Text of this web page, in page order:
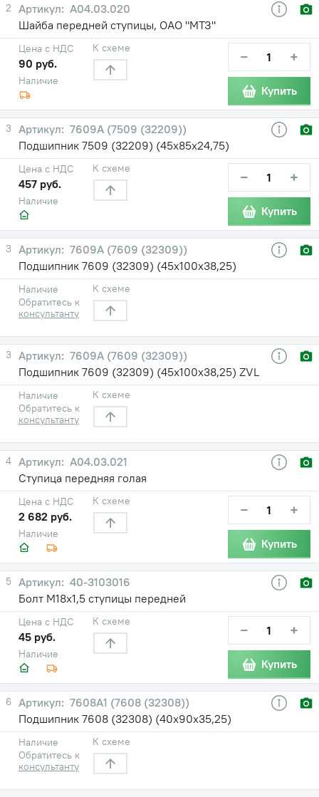
2
А04.03.020
Шайба передней ступицы, ОАО "МТЗ"
Наличие
Цена с НДС
90 руб.
К схеме − +
Купить
3
7609А (7509 (32209))
Подшипник 7509 (32209) (45х85х24,75)
Наличие
Цена с НДС
457 руб.
К схеме − +
Купить
3
7609А (7609 (32309))
Подшипник 7609 (32309) (45х100х38,25)
Наличие
Обратитесь к
консультанту
К схеме
3
7609А (7609 (32309))
Подшипник 7609 (32309) (45х100х38,25) ZVL
Наличие
Обратитесь к
консультанту
К схеме
4
А04.03.021
Ступица передняя голая
Наличие
Цена с НДС
2 682 руб.
К схеме − +
Купить
5
40-3103016
Болт М18х1,5 ступицы передней
Наличие
Цена с НДС
45 руб.
К схеме − +
Купить
6
7608А1 (7608 (32308))
Подшипник 7608 (32308) (40х90х35,25)
Наличие
Обратитесь к
консультанту
К схеме